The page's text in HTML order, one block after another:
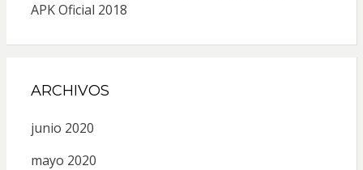
APK Oficial 2018
ARCHIVOS
junio 2020
mayo 2020